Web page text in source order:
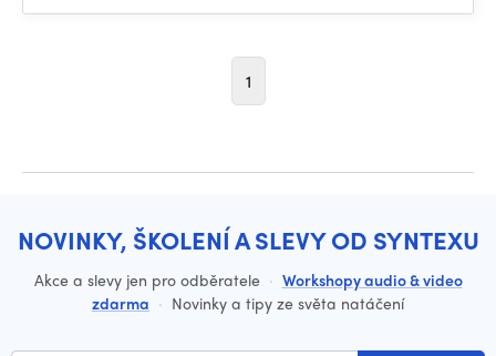
1
NOVINKY, ŠKOLENÍ A SLEVY OD SYNTEXU
Akce a slevy jen pro odběratele · Workshopy audio & video
zdarma · Novinky a tipy ze světa natáčení